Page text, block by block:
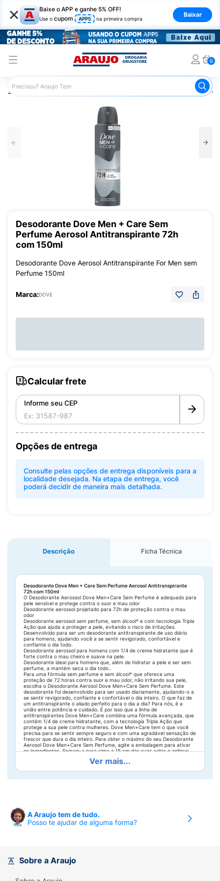
× Baixe o APP e ganhe 5% OFF!
Use o cupom APP5 na primeira compra
Baixar
0
Araujo Higiene Pessoal Desodorante
Desodorante Dove Men + Care Sem
Perfume Aerosol Antitranspirante 72h
com 150ml
Desodorante Dove Aerosol Antitranspirante For Men sem
Perfume 150ml
Marca:DOVE
Calcular frete
Informe seu CEP
Opções de entrega
Consulte pelas opções de entrega disponíveis para a
localidade desejada. Na etapa de entrega, você
poderá decidir de maneira mais detalhada.
Descrição Ficha Técnica
Desodorante Dove Men + Care Sem Perfume Aerosol Antitranspirante
72h com 150ml
O Desodorante Aerossol Dove Men+Care Sem Perfume é adequado para
pele sensível e protege contra o suor e mau odor
Desodorante aerossol projetado para 72h de proteção contra o mau
odor
Desodorante aerossol sem perfume, sem álcool* e com tecnologia Tripla
Ação que ajuda a proteger a pele, evitando o risco de irritações.
Desenvolvido para ser um desodorante antitranspirante de uso diário
para homens, ajudando você a se sentir revigorado, confortável e
confiante o dia todo.
Desodorante aerossol para homens com 1/4 de creme hidratante que é
forte contra o mau cheiro e suave na pele.
Desodorante ideal para homens que, além de hidratar a pele e ser sem
perfume, a mantém seca o dia todo..
Para uma fórmula sem perfume e sem álcool* que oferece uma
proteção de 72 horas contra suor e mau odor, não irritando sua pele,
escolha o Desodorante Aerosol Dove Men+Care Sem Perfume. Este
desodorante foi desenvolvido para ser usado diariamente, ajudando-o a
se sentir revigorado, confiante e confortável o dia inteiro. O que faz de
um antitranspirante o aliado perfeito para o dia a dia? Para nós, é a
união entre potência e cuidado. É por isso que a linha de
antitranspirantes Dove Men+Care combina uma fórmula avançada, que
contém 1/4 de creme hidratante, com a tecnologia Tripla Ação que
protege a sua pele contra mulheres. Dove Men+Care tem o que você
precisa para se sentir sempre seguro e com uma agradável sensação de
frescor que dura o dia inteiro. Para obter o máximo do seu Desodorante
Aerosol Dove Men+Care Sem Perfume, agite a embalagem para ativar
os ingredientes. Segure-a para cima a 15 cm das suas axilas e aplique
um jato de dois segundos em cada uma. Experimente os desodorantes,
sabonetes, shampoos, gel e espumas de barbear da Dove Men+Care e
seu corpo é o centro de tudo. Dove Men é certificada Cruelty-Free pela
de ozônio. *Não contém álcool etílico. Segure-a para cima a 15 cm das
suas axilas e aplique um jato de dois segundos em cada uma.
Experimente os desodorantes, sabonetes, shampoos, gel e espumas de
barbear da Dove Men+Care e conheça um novo jeito de se cuidar. Dove
lugar do mundo. Além disso, nosso antitranspirante é fabricado com
energia elétrica 100% renovável, nossa lata é feita de metal reciclável e
Ver mais...
A Araujo tem de tudo.
Posso te ajudar de alguma forma?
Sobre a Araujo